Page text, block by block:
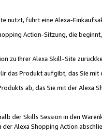
nutzt, führt eine Alexa-
Action-Sitzung, die
zu Ihrer Alexa Skill-Site
das Produkt aufgibt, das Sie mit
ab, das Sie mit der Alexa
der Skills Session in den
der Alexa Shopping Action